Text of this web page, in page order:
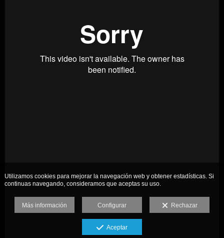
Utilizamos cookies para mejorar la navegación web y obtener estadísticas. Si
continuas navegando, consideramos que aceptas su uso.
Más información Configurar Rechazar
Aceptar